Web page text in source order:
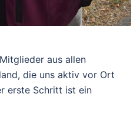
aus allen
die uns aktiv vor Ort
erste Schritt ist ein